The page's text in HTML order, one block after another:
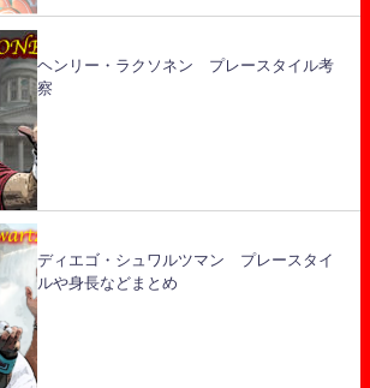
ヘンリー・ラクソネン プレースタイル考
察
ディエゴ・シュワルツマン プレースタイ
ルや身長などまとめ